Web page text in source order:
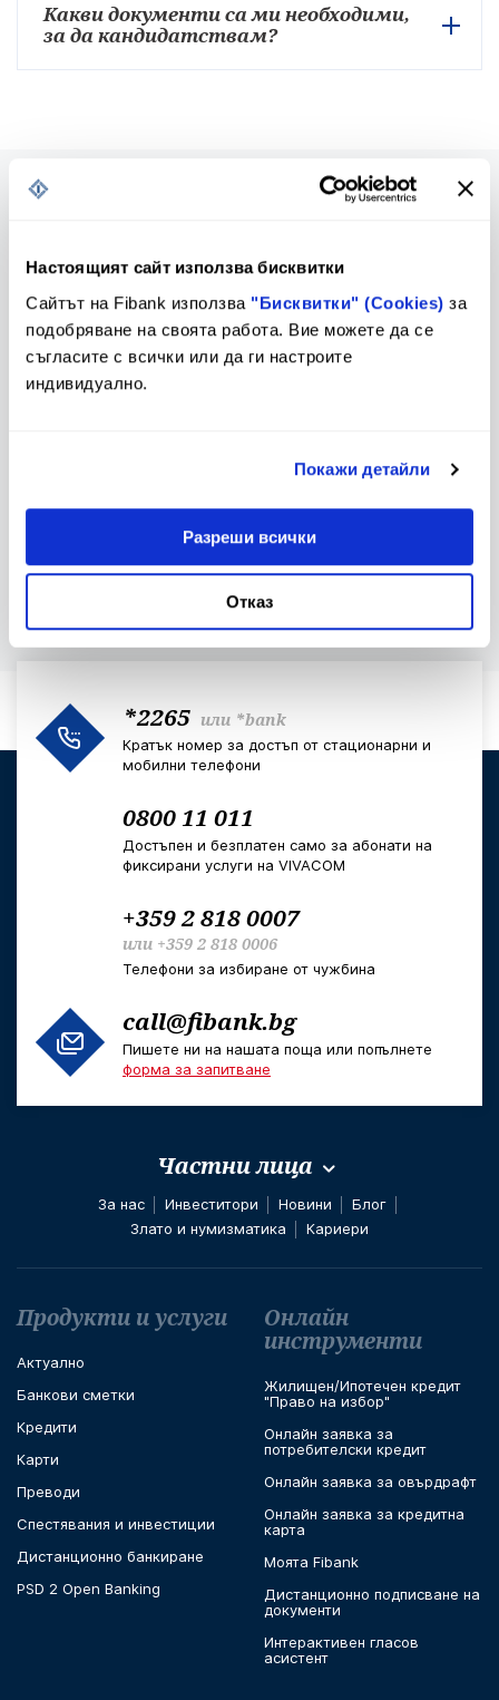
Настоящият сайт използва бисквитки
Сайтът на Fibank използва "Бисквитки" (Cookies) за
подобряване на своята работа. Вие можете да се
съгласите с всички или да ги настроите
индивидуално.
Покажи детайли
Разреши всички
Отказ
Какви документи са ми необходими,
за да кандидатствам?
Предстоящи промени в
Тарифа
За еврото
*2265 или *bank
Кратък номер за достъп от стационарни и
мобилни телефони
0800 11 011
Достъпен и безплатен само за абонати на
фиксирани услуги на VIVACOM
+359 2 818 0007
или +359 2 818 0006
Телефони за избиране от чужбина
call@fibank.bg
Пишете ни на нашата поща или попълнете
форма за запитване
Частни лица
За нас Инвеститори Новини
Блог
Злато и нумизматика
Кариери
Футър навигация
Продукти и услуги
Актуално
Банкови сметки
Кредити
Карти
Преводи
Спестявания и инвестиции
Дистанционно банкиране
PSD 2 Open Banking
Онлайн
инструменти
Жилищен/Ипотечен кредит
"Право на избор"
Онлайн заявка за
потребителски кредит
Онлайн заявка за овърдрафт
Онлайн заявка за кредитна
карта
Моята Fibank
Дистанционно подписване на
документи
Интерактивен гласов
асистент